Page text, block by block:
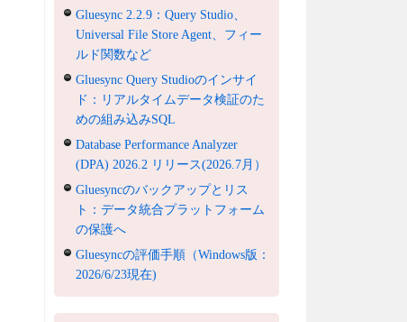
Gluesync 2.2.9：Query Studio、
Universal File Store Agent、フィー
ルド関数など
Gluesync Query Studioのインサイ
ド：リアルタイムデータ検証のた
めの組み込みSQL
Database Performance Analyzer
(DPA) 2026.2 リリース(2026.7月）
Gluesyncのバックアップとリス
ト：データ統合プラットフォーム
の保護へ
Gluesyncの評価手順（Windows版：
2026/6/23現在)